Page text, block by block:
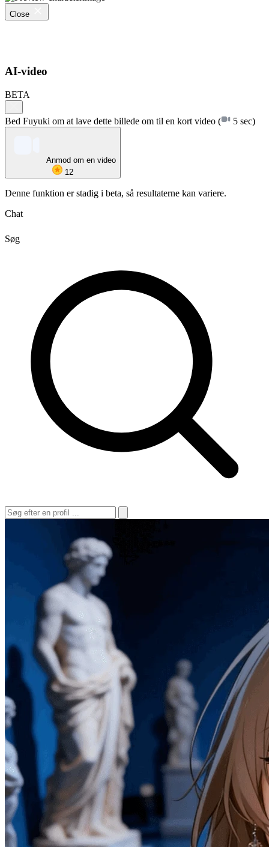
Close
AI-video
BETA
Bed Fuyuki om at lave dette billede om til en kort video ( 5 sec)
Anmod om en video
12
Denne funktion er stadig i beta, så resultaterne kan variere.
Chat
Søg